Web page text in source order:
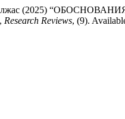
Олжас (2025)
Research Reviews, (9).